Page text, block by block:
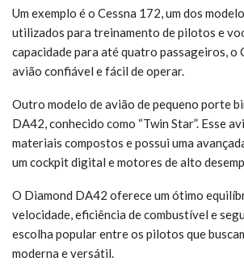
Um exemplo é o Cessna 172, um dos
utilizados para treinamento de pilotos e
capacidade para até quatro passageiros, o
avião confiável e fácil de operar.
Outro modelo de avião de pequeno porte
DA42, conhecido como “Twin Star”. Esse
materiais compostos e possui uma
um cockpit digital e motores de alto
O Diamond DA42 oferece um ótimo
velocidade, eficiência de combustível e
escolha popular entre os pilotos que
moderna e versátil.